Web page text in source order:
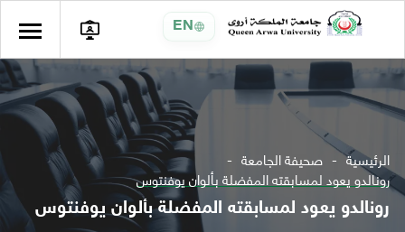
EN
الرئيسية صحيفة الجامعة
رونالدو يعود لمسابقته المفضلة بألوان يوفنتوس
رونالدو يعود لمسابقته المفضلة بألوان يوفنتوس